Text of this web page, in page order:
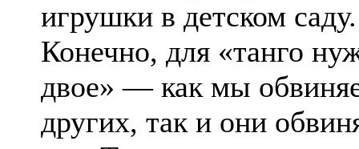
игрушки в детском саду.
Конечно, для «танго
двое» — как мы
других, так и они